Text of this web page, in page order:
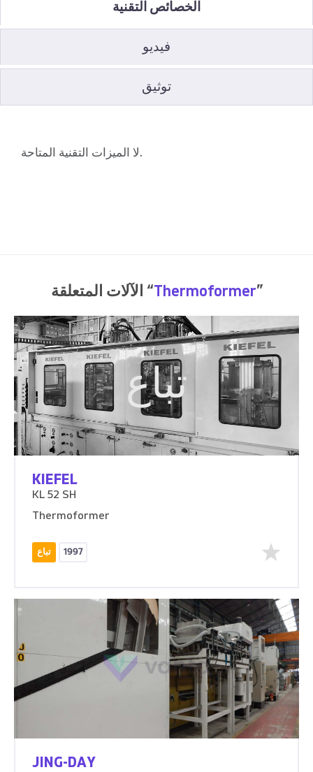
الخصائص التقنية
فيديو
توثيق
لا الميزات التقنية المتاحة.
الآلات المتعلقة “Thermoformer”
تباع
KIEFEL
KL 52 SH
Thermoformer
تباع 1997
JING-DAY